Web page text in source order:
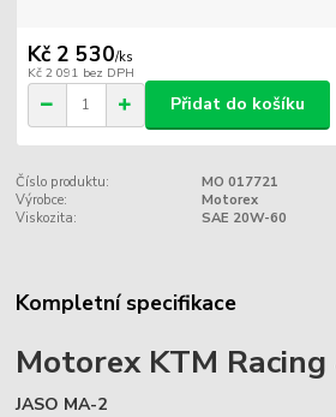
Kč 2 530/ks
Kč 2 091 bez DPH
Přidat do košíku
Číslo produktu:
MO 017721
Výrobce:
Motorex
Viskozita:
SAE 20W-60
Kompletní specifikace
Motorex KTM
JASO MA-2